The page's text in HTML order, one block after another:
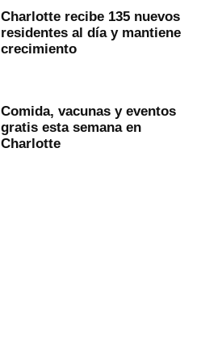
Charlotte recibe 135 nuevos
residentes al día y mantiene
crecimiento
Comida, vacunas y eventos
gratis esta semana en
Charlotte